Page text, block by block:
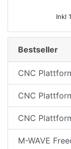
Inkl
Bestseller
CNC
CNC
CNC
M-WAVE